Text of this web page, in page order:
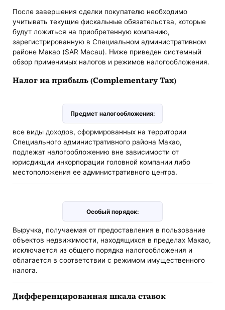
После завершения сделки покупателю необходимо
учитывать текущие фискальные обязательства, которые
будут ложиться на приобретенную компанию,
зарегистрированную в Специальном административном
районе Макао (SAR Macau). Ниже приведен системный
обзор применимых налогов и режимов налогообложения.
Налог на прибыль (Complementary Tax)
Предмет налогообложения:
все виды доходов, сформированных на территории
Специального административного района Макао,
подлежат налогообложению вне зависимости от
юрисдикции инкорпорации головной компании либо
местоположения ее административного центра.
Особый порядок:
Выручка, получаемая от предоставления в пользование
объектов недвижимости, находящихся в пределах Макао,
исключается из общего порядка налогообложения и
облагается в соответствии с режимом имущественного
налога.
Дифференцированная шкала ставок